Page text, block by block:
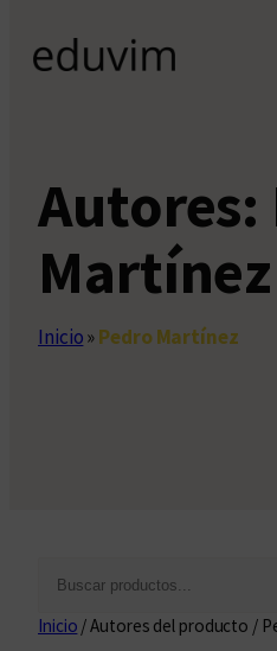
Autores:
Martínez
Inicio»Pedro Martínez
sInicio / Autores del producto /